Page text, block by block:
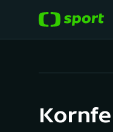
Hokej